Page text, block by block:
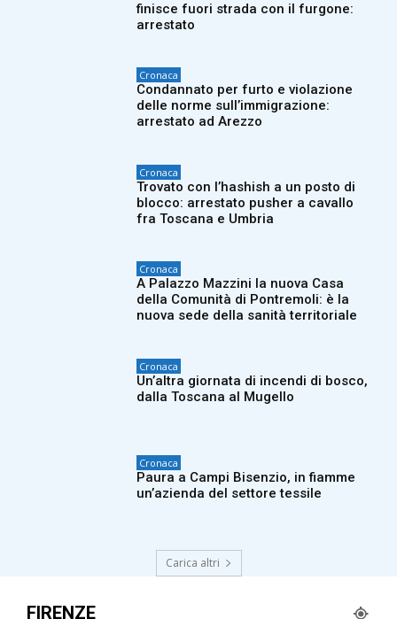
finisce fuori strada con il furgone:
arrestato
Cronaca
Condannato per furto e violazione
delle norme sull’immigrazione:
arrestato ad Arezzo
Cronaca
Trovato con l’hashish a un posto di
blocco: arrestato pusher a cavallo
fra Toscana e Umbria
Cronaca
A Palazzo Mazzini la nuova Casa
della Comunità di Pontremoli: è la
nuova sede della sanità territoriale
Cronaca
Un’altra giornata di incendi di bosco,
dalla Toscana al Mugello
Cronaca
Paura a Campi Bisenzio, in fiamme
un’azienda del settore tessile
Carica altri
FIRENZE